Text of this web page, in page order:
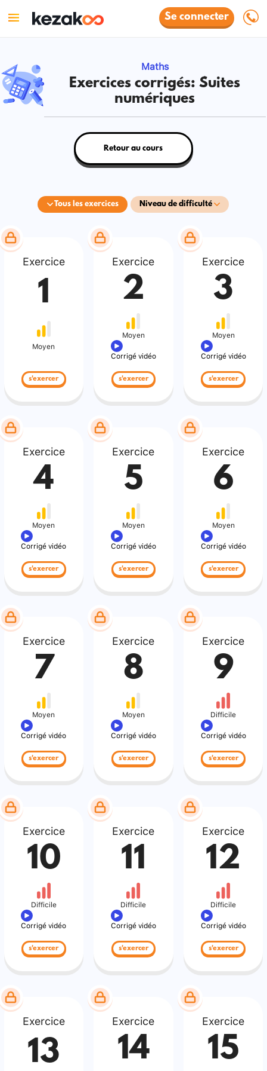
Se connecter
Maths
Exercices corrigés: Suites
numériques
Tous les exercices Niveau de difficulté
Retour au cours
Exercice
1
Moyen
s'exercer
Exercice
2
Moyen
Corrigé vidéo
s'exercer
Exercice
3
Moyen
Corrigé vidéo
s'exercer
Exercice
4
Moyen
Corrigé vidéo
s'exercer
Exercice
5
Moyen
Corrigé vidéo
s'exercer
Exercice
6
Moyen
Corrigé vidéo
s'exercer
Exercice
7
Moyen
Corrigé vidéo
s'exercer
Exercice
8
Moyen
Corrigé vidéo
s'exercer
Exercice
9
Difficile
Corrigé vidéo
s'exercer
Exercice
10
Difficile
Corrigé vidéo
s'exercer
Exercice
11
Difficile
Corrigé vidéo
s'exercer
Exercice
12
Difficile
Corrigé vidéo
s'exercer
Exercice
13
Exercice
14
Exercice
15